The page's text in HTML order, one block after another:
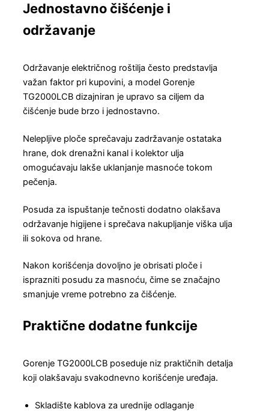
Jednostavno čišćenje i
održavanje
Održavanje električnog roštilja često predstavlja
važan faktor pri kupovini, a model Gorenje
TG2000LCB dizajniran je upravo sa ciljem da
čišćenje bude brzo i jednostavno.
Nelepljive ploče sprečavaju zadržavanje ostataka
hrane, dok drenažni kanal i kolektor ulja
omogućavaju lakše uklanjanje masnoće tokom
pečenja.
Posuda za ispuštanje tečnosti dodatno olakšava
održavanje higijene i sprečava nakupljanje viška ulja
ili sokova od hrane.
Nakon korišćenja dovoljno je obrisati ploče i
isprazniti posudu za masnoću, čime se značajno
smanjuje vreme potrebno za čišćenje.
Praktične dodatne funkcije
Gorenje TG2000LCB poseduje niz praktičnih detalja
koji olakšavaju svakodnevno korišćenje uređaja.
Skladište kablova za urednije odlaganje